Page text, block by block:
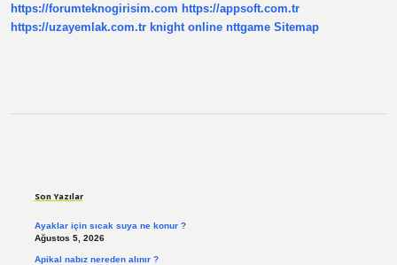
https://forumteknogirisim.com https://appsoft.com.tr
https://uzayemlak.com.tr knight online nttgame Sitemap
Son Yazılar
Ayaklar için sıcak suya ne konur ?
Ağustos 5, 2026
Apikal nabız nereden alınır ?